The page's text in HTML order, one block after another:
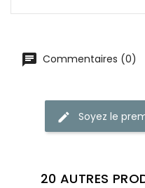
Commentaires (0)
Soyez le
20 AUTRES